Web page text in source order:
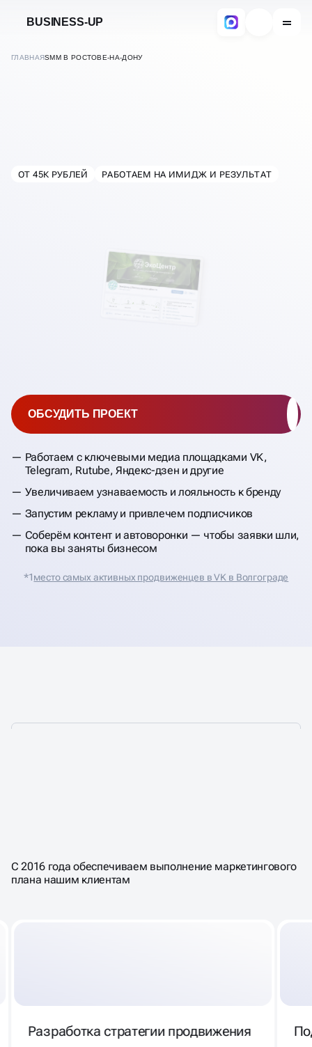
BUSINESS-UP
ГЛАВНАЯSMM В РОСТОВЕ-НА-ДОНУ
В СОЦИАЛЬНЫХ СЕТЯХ
ОТ 45К РУБЛЕЙ РАБОТАЕМ НА ИМИДЖ И РЕЗУЛЬТАТ
Работаем с ключевыми медиа площадками VK,
Telegram, Rutube, Яндекс-дзен и другие
Увеличиваем узнаваемость и лояльность к бренду
Запустим рекламу и привлечем подписчиков
Соберём контент и автоворонки — чтобы заявки шли,
пока вы заняты бизнесом
ОБСУДИТЬ ПРОЕКТ
*1место самых активных продвиженцев в VK в Волгограде
ПРИВОДИТ К ПРОДАЖАМВ
СОЦ-СЕТЯХ
С 2016 года обеспечиваем выполнение маркетингового
плана нашим клиентам
Разработка стратегии продвижения